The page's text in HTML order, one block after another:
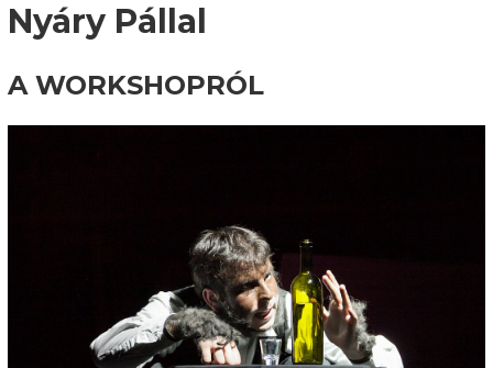
Nyáry Pállal
A WORKSHOPRÓL